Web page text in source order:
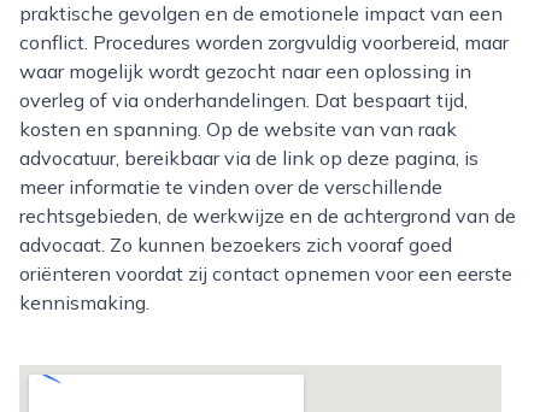
praktische gevolgen en de emotionele impact van een
conflict. Procedures worden zorgvuldig voorbereid, maar
waar mogelijk wordt gezocht naar een oplossing in
overleg of via onderhandelingen. Dat bespaart tijd,
kosten en spanning. Op de website van van raak
advocatuur, bereikbaar via de link op deze pagina, is
meer informatie te vinden over de verschillende
rechtsgebieden, de werkwijze en de achtergrond van de
advocaat. Zo kunnen bezoekers zich vooraf goed
oriënteren voordat zij contact opnemen voor een eerste
kennismaking.